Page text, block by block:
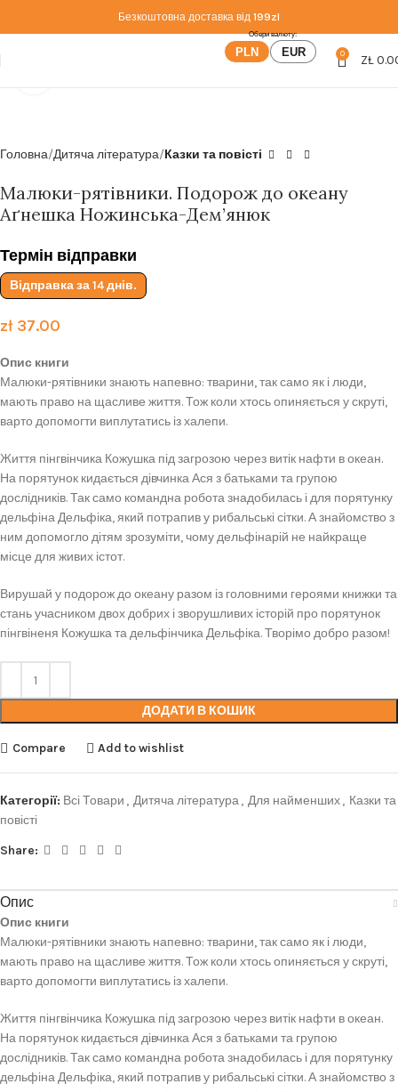
Безкоштовна доставка від 199zl
PLN EUR 0 ZŁ
Головна Дитяча література Казки та повісті
Малюки-рятівники. Подорож до океану
Аґнешка Ножинська-Дем’янюк
Термін відправки
Відправка за 14 днів.
zł37.00
Опис книги
Малюки-рятівники знають напевно: тварини, так само як і люди,
мають право на щасливе життя. Тож коли хтось опиняється у скруті,
варто допомогти виплутатись із халепи.
Життя пінгвінчика Кожушка під загрозою через витік нафти в океан.
На порятунок кидається дівчинка Ася з батьками та групою
дослідників. Так само командна робота знадобилась і для порятунку
дельфіна Дельфіка, який потрапив у рибальські сітки. А знайомство з
ним допомогло дітям зрозуміти, чому дельфінарій не найкраще
місце для живих істот.
Вирушай у подорож до океану разом із головними героями книжки та
стань учасником двох добрих і зворушливих історій про порятунок
пінгвіненя Кожушка та дельфінчика Дельфіка. Творімо добро разом!
ДОДАТИ В КОШИК
Compare Add to wishlist
Категорії: Всі Товари , Дитяча література, Для найменших, Казки та
повісті
Share:
Опис
Опис книги
Малюки-рятівники знають напевно: тварини, так само як і люди,
мають право на щасливе життя. Тож коли хтось опиняється у скруті,
варто допомогти виплутатись із халепи.
Життя пінгвінчика Кожушка під загрозою через витік нафти в океан.
На порятунок кидається дівчинка Ася з батьками та групою
дослідників. Так само командна робота знадобилась і для порятунку
дельфіна Дельфіка, який потрапив у рибальські сітки. А знайомство з